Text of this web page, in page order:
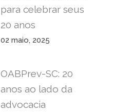
para celebrar seus
20 anos
02 maio, 2025
OABPrev-SC: 20
anos ao lado da
advocacia